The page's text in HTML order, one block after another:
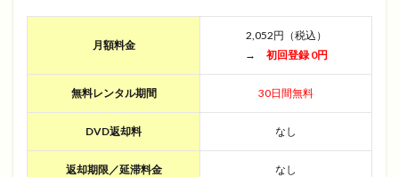
月額料金
2,052円（税込）
→ 初回登録 0円
無料レンタル期間 30日間無料
DVD返却料 なし
返却期限／延滞料金 なし